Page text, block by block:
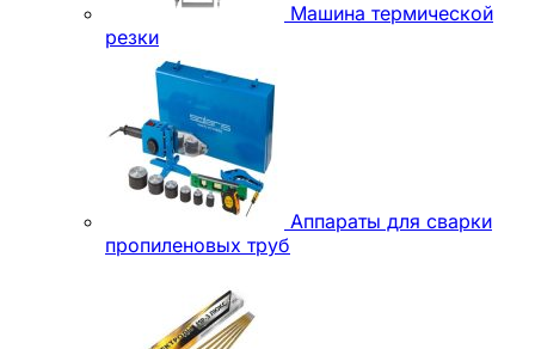
Машина термической
резки
Аппараты для сварки
пропиленовых труб